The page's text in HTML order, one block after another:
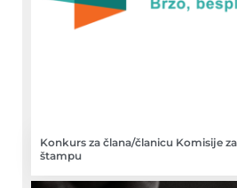
Konkurs za člana/članicu Komisije
štampu